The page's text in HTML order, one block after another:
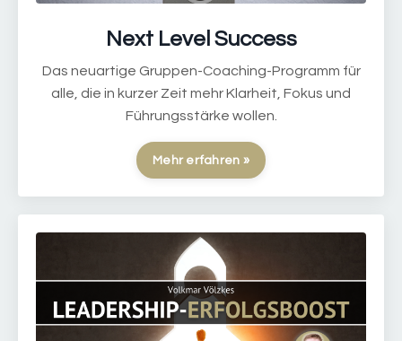
Next Level Success
Das neuartige Gruppen-Coaching-Programm für
alle, die in kurzer Zeit mehr Klarheit, Fokus und
Führungsstärke wollen.
Mehr erfahren »